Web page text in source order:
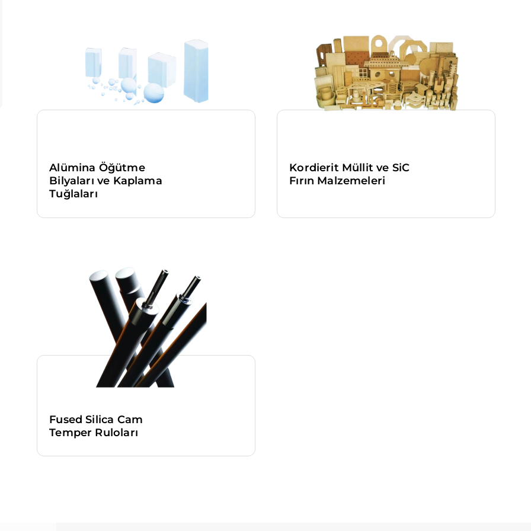
Alümina Öğütme
Bilyaları ve Kaplama
Tuğlaları
Kordierit Müllit ve SiC
Fırın Malzemeleri
Fused Silica Cam
Temper Ruloları
Sitesinin, sizin ve Kurum’un hukuki ve ticari güvenliğinin teminini
Site üzerinden sahte işlemlerin gerçekleştirilmesini önlemek;
İşlenen Suçlarla Mücadele Edilmesi Hakkında Kanun ve Internet
Yapılan Yayınların Düzenlenmesine Dair Usul ve Esaslar Hakkında
kaynaklananlar başta olmak üzere, kanuni ve sözleşmesel
ziyaretinizi süresince internet sitesinin düzgün bir şekilde
teminini sağlamaktadır. Sitelerimizin ve sizin, ziyaretinizde
sürekliliğini sağlamak gibi amaçlarla kullanılırlar. Oturum çerezleri
siz tarayıcınızı kapatıp sitemize tekrar geldiğinizde silinir, kalıcı
ayarlarından silinene kadar bu çerezler tarayıcınızın alt klasörlerinde
bazı türleri; İnternet Sitesini kullanım amacınız gibi hususlar göz
sizlere özel öneriler sunulması için kullanılabilmektedir.
sayesinde İnternet Sitemizi aynı cihazla tekrardan ziyaret etmeniz
cihazınızda İnternet Sitemiz tarafından oluşturulmuş bir çerez olup
edilir ve var ise, sizin siteyi daha önce ziyaret ettiğiniz anlaşılır
içerik bu doğrultuda belirlenir ve böylelikle sizlere daha iyi bir
Bu tür çerezlerin amacı, sitenin çalışmasını sağlamak yoluyla gerekli
Örneğin, internet sitesinin güvenli bölümlerine erişmeye,
Çerezler